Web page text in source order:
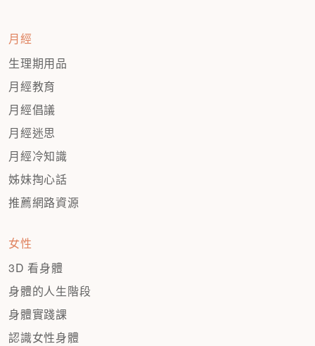
月經
生理期用品
月經教育
月經倡議
月經迷思
月經冷知識
姊妹掏心話
推薦網路資源
女性
3D 看身體
身體的人生階段
身體實踐課
認識女性身體